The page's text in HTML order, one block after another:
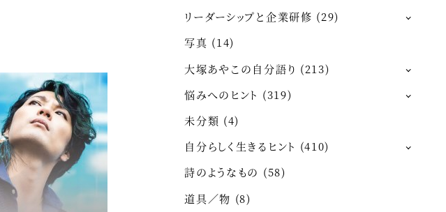
リーダーシップと企業研修 (29)
写真 (14)
大塚あやこの自分語り (213)
悩みへのヒント (319)
未分類 (4)
自分らしく生きるヒント (410)
詩のようなもの (58)
道具／物 (8)